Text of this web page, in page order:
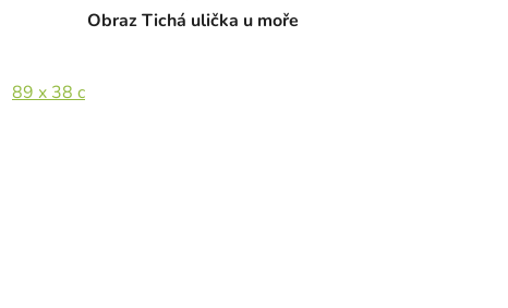
89 x 38 cm
Obraz Tichá ulička u moře